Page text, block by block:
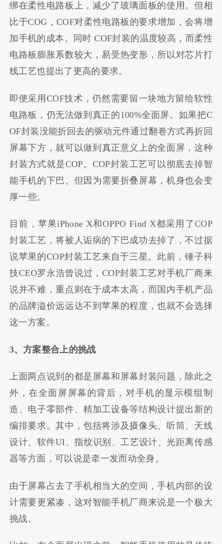
绑在柔性电路板上，减少了玻璃面板的使用。但相
比于COG，COF对柔性电路板的要求增加，会将增
加手机的成本。同时 COF封装的温度较高，而柔性
电路板膨胀系数较大，易受热变形，所以对芯片打
线工艺也提出了更高的要求。
即便采用COF技术，仍然需要留一块地方留给软性
电路板，仍无法做到真正的100%全面屏。如果把C
OF封装没能折回去的驱动元件通过翻卷方式再折回
屏幕下方 ，就可以做到真正意义上的全面屏，这种
封装方式就是COP。COP封装工艺可以彻底去掉智
能手机的下巴 。但因为需要折叠屏幕 ， 机身也会变
厚一些。
目前，苹果iPhone X和OPPO Find X都采用了COP
封装工艺，将被人诟病的下巴成功去掉了，不过据
说苹果的COP封装工艺来自于三星。此前，锤子科
技CEO罗永浩曾说过，COP封装工艺对手机厂商来
说并不难，重点则在于成本太高，而国内手机产品
的品牌溢价远远达不到苹果的程度，也就不会选择
这一方案。
3、方案整合上的挑战
上面两点说到的都是屏幕和屏幕封装问题，除此之
外，在全面屏屏幕的背后，对手机的显示模组制
造、电子零部件、精加工设备等结构设计提出新的
编排要求。其中，包括将涉及摄像头、听筒、天线
设计、软件UI、指纹识别、工艺设计、光距离传感
器等方面，可以说是牵一发而动全身。
由于屏幕占去了手机相当大的空间，手机内部的设
计需要更紧凑，这对智能手机厂商来说是一个极大
挑战。